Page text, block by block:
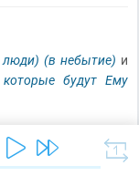
(в небытие) и
которые будут Ему